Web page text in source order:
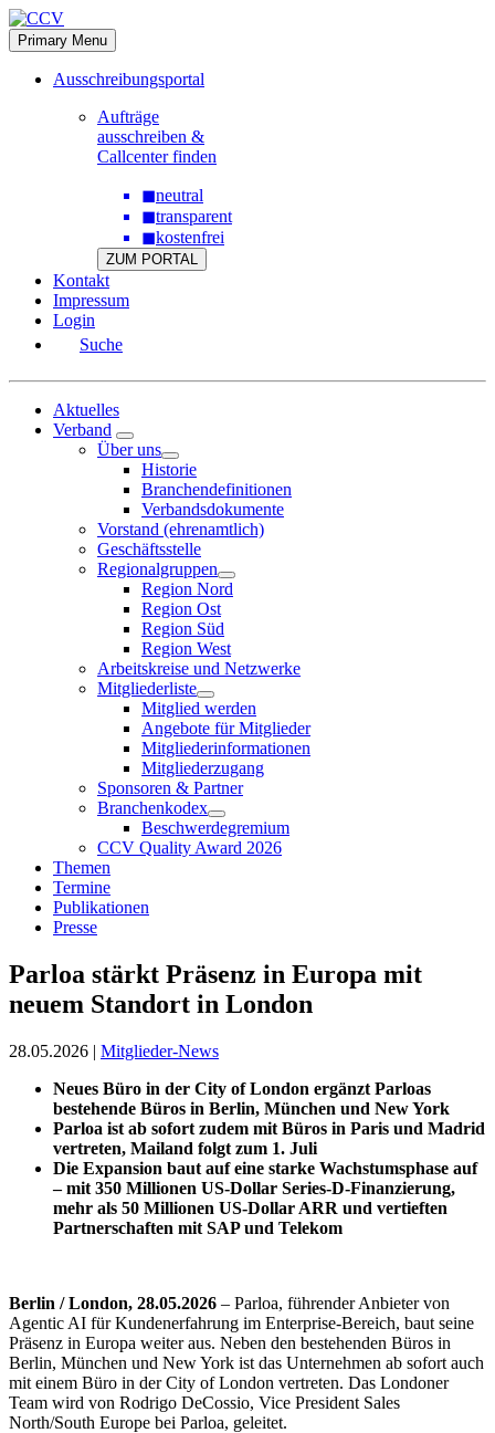
Skip
to
content
Primary Menu
Ausschreibungsportal
Aufträge
ausschreiben &
Callcenter finden
◼neutral
◼transparent
◼kostenfrei
ZUM PORTAL
Kontakt
Impressum
Login
Suche
Aktuelles
Verband
Über uns
Historie
Branchendefinitionen
Verbandsdokumente
Vorstand (ehrenamtlich)
Geschäftsstelle
Regionalgruppen
Region Nord
Region Ost
Region Süd
Region West
Arbeitskreise und Netzwerke
Mitgliederliste
Mitglied werden
Angebote für Mitglieder
Mitgliederinformationen
Mitgliederzugang
Sponsoren & Partner
Branchenkodex
Beschwerdegremium
CCV Quality Award 2026
Themen
Termine
Publikationen
Presse
Parloa stärkt Präsenz in Europa mit
neuem Standort in London
28.05.2026 | Mitglieder-News
Neues Büro in der City of London ergänzt Parloas
bestehende Büros in Berlin, München und New York
Parloa ist ab sofort zudem mit Büros in Paris und Madrid
vertreten, Mailand folgt zum 1. Juli
Die Expansion baut auf eine starke Wachstumsphase auf
– mit 350 Millionen US-Dollar Series-D-Finanzierung,
mehr als 50 Millionen US-Dollar ARR und vertieften
Partnerschaften mit SAP und Telekom
Berlin / London, 28.05.2026 – Parloa, führender Anbieter von
Agentic AI für Kundenerfahrung im Enterprise-Bereich, baut seine
Präsenz in Europa weiter aus. Neben den bestehenden Büros in
Berlin, München und New York ist das Unternehmen ab sofort auch
mit einem Büro in der City of London vertreten. Das Londoner
Team wird von Rodrigo DeCossio, Vice President Sales
North/South Europe bei Parloa, geleitet.